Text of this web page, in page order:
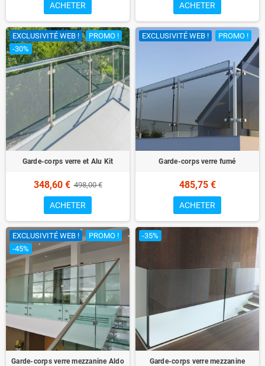
ACHETER ACHETER
EXCLUSIVITÉ WEB !
PROMO !
-30%
Garde-corps verre et Alu Kit
348,60 € 498,00 €
ACHETER
EXCLUSIVITÉ WEB ! PROMO !
Garde-corps verre fumé
485,75 €
ACHETER
EXCLUSIVITÉ WEB !
PROMO !
-45%
Garde-corps verre mezzanine Aldo
-35%
Garde-corps verre mezzanine